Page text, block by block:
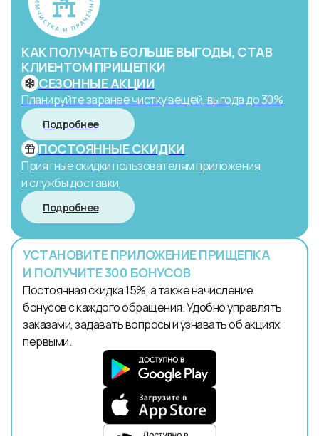
СЕЗОННЫЕ АКЦИИ
Планируйте заранее чистку вещей, выгода до 30%
Подробнее
ПОСТОЯННЫЕ СКИДКИ
Приятные скидки пользователям приложения
и службы доставки
Подробнее
КАК ПОЛУЧАТЬ БОЛЬШЕ ВЫГОДЫ, СТАВ
КЛИЕНТОМ ПРИЩЕПКИ
УСТАНОВИТЕ ПРИЛОЖЕНИЕ ПРИЩЕПКА
И ПОЛУЧИТЕ 300 БОНУСОВ
Постоянная скидка 15%, а также начисление
бонусов с каждого обращения. Удобно управлять
заказами, задавать вопросы и узнавать об акциях
первыми.